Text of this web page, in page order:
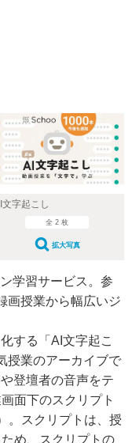
文字起こし
全 2 枚
拡大写真
学習サービス。参
画授業から幅広いジ
する「AI文字起こ
授業のアーカイブで
登壇者の音声をテ
面下のスクリプト
。スクリプトは、授
め、スクリプトの